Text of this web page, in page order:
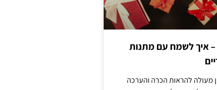
– איך לשמח עם מתנות
מעולה להראות הכרה והערכה